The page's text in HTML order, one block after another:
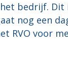
bedrijf.
nog een
RVO voor